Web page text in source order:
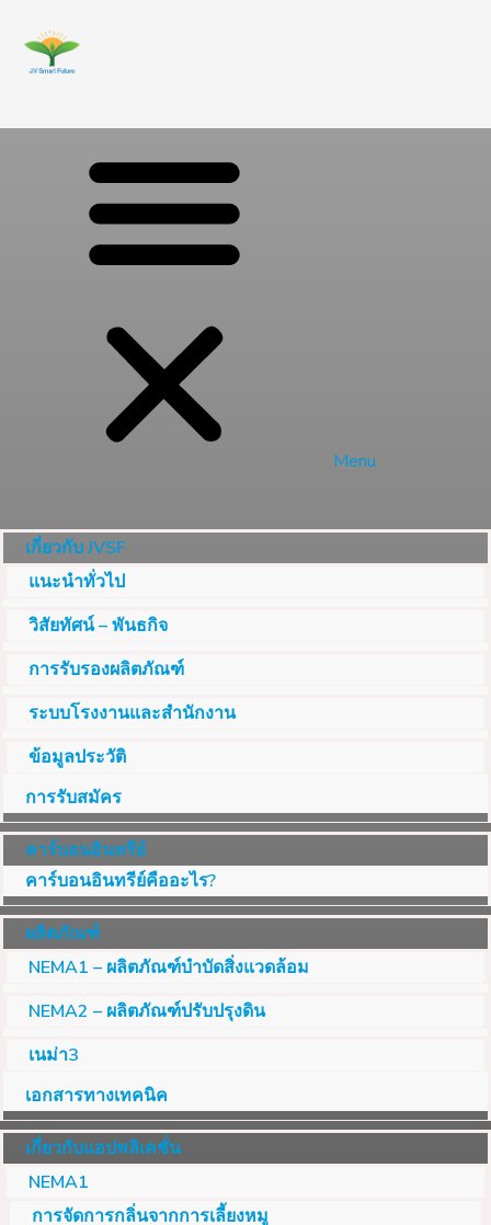
Menu
เกี่ยวกับ JVSF
แนะนำทั่วไป
วิสัยทัศน์ – พันธกิจ
การรับรองผลิตภัณฑ์
ระบบโรงงานและสำนักงาน
ข้อมูลประวัติ
การรับสมัคร
คาร์บอนอินทรีย์
คาร์บอนอินทรีย์คืออะไร?
ผลิตภัณฑ์
NEMA1 – ผลิตภัณฑ์บำบัดสิ่งแวดล้อม
NEMA2 – ผลิตภัณฑ์ปรับปรุงดิน
เนม่า3
เอกสารทางเทคนิค
เกี่ยวกับแอปพลิเคชั่น
NEMA1
การจัดการกลิ่นจากการเลี้ยงหมู